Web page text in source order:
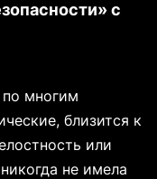
с
по многим
близится к
или
не имела